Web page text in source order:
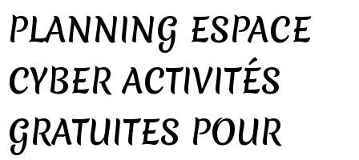
PLANNING ESPACE
CYBER ACTIVITÉS
GRATUITES POUR